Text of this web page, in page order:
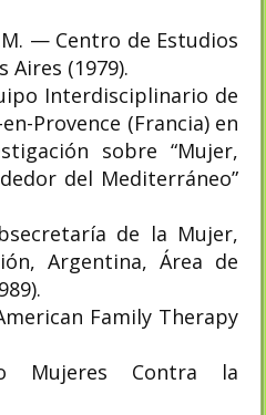
— Centro de Estudios
Aires (1979).
Interdisciplinario de
Provence (Francia) en
sobre “Mujer,
del Mediterráneo”
de la Mujer,
Argentina, Área de
Family Therapy
Mujeres Contra la